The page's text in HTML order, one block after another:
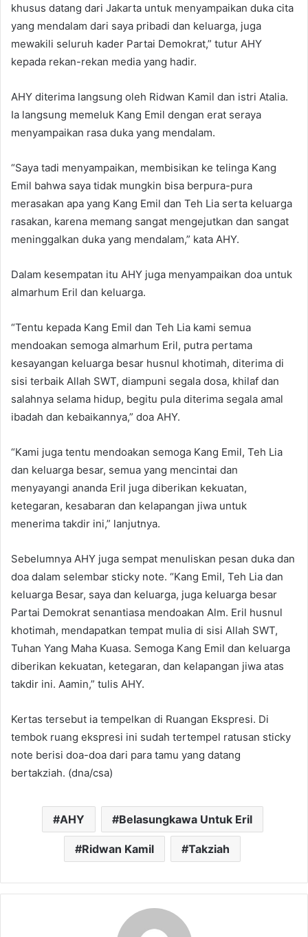
khusus datang dari Jakarta untuk menyampaikan duka cita
yang mendalam dari saya pribadi dan keluarga, juga
mewakili seluruh kader Partai Demokrat,” tutur AHY
kepada rekan-rekan media yang hadir.
AHY diterima langsung oleh Ridwan Kamil dan istri Atalia.
Ia langsung memeluk Kang Emil dengan erat seraya
menyampaikan rasa duka yang mendalam.
“Saya tadi menyampaikan, membisikan ke telinga Kang
Emil bahwa saya tidak mungkin bisa berpura-pura
merasakan apa yang Kang Emil dan Teh Lia serta keluarga
rasakan, karena memang sangat mengejutkan dan sangat
meninggalkan duka yang mendalam,” kata AHY.
Dalam kesempatan itu AHY juga menyampaikan doa untuk
almarhum Eril dan keluarga.
“Tentu kepada Kang Emil dan Teh Lia kami semua
mendoakan semoga almarhum Eril, putra pertama
kesayangan keluarga besar husnul khotimah, diterima di
sisi terbaik Allah SWT, diampuni segala dosa, khilaf dan
salahnya selama hidup, begitu pula diterima segala amal
ibadah dan kebaikannya,” doa AHY.
“Kami juga tentu mendoakan semoga Kang Emil, Teh Lia
dan keluarga besar, semua yang mencintai dan
menyayangi ananda Eril juga diberikan kekuatan,
ketegaran, kesabaran dan kelapangan jiwa untuk
menerima takdir ini,” lanjutnya.
Sebelumnya AHY juga sempat menuliskan pesan duka dan
doa dalam selembar sticky note. “Kang Emil, Teh Lia dan
keluarga Besar, saya dan keluarga, juga keluarga besar
Partai Demokrat senantiasa mendoakan Alm. Eril husnul
khotimah, mendapatkan tempat mulia di sisi Allah SWT,
Tuhan Yang Maha Kuasa. Semoga Kang Emil dan keluarga
diberikan kekuatan, ketegaran, dan kelapangan jiwa atas
takdir ini. Aamin,” tulis AHY.
Kertas tersebut ia tempelkan di Ruangan Ekspresi. Di
tembok ruang ekspresi ini sudah tertempel ratusan sticky
note berisi doa-doa dari para tamu yang datang
bertakziah. (dna/csa)
AHY Belasungkawa Untuk Eril
Ridwan Kamil Takziah